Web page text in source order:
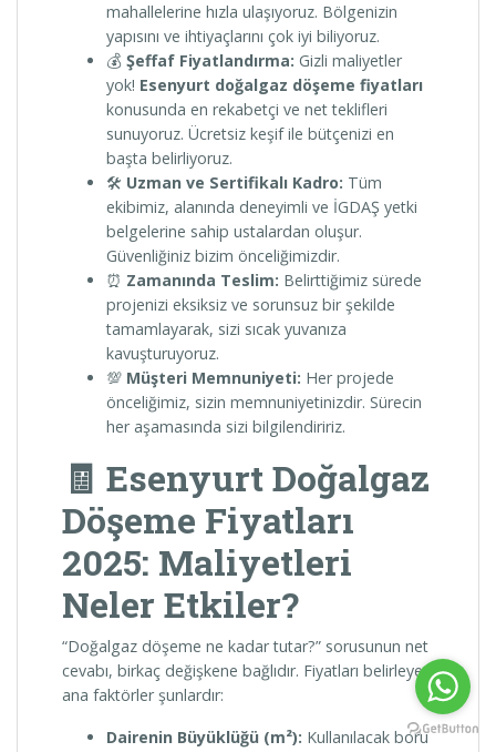
mahallelerine hızla ulaşıyoruz. Bölgenizin
yapısını ve ihtiyaçlarını çok iyi biliyoruz.
💰 Şeffaf Fiyatlandırma: Gizli maliyetler
yok! Esenyurt doğalgaz döşeme fiyatları
konusunda en rekabetçi ve net teklifleri
sunuyoruz. Ücretsiz keşif ile bütçenizi en
başta belirliyoruz.
🛠️ Uzman ve Sertifikalı Kadro: Tüm
ekibimiz, alanında deneyimli ve İGDAŞ yetki
belgelerine sahip ustalardan oluşur.
Güvenliğiniz bizim önceliğimizdir.
⏰ Zamanında Teslim: Belirttiğimiz sürede
projenizi eksiksiz ve sorunsuz bir şekilde
tamamlayarak, sizi sıcak yuvanıza
kavuşturuyoruz.
💯 Müşteri Memnuniyeti: Her projede
önceliğimiz, sizin memnuniyetinizdir. Sürecin
her aşamasında sizi bilgilendiririz.
🧾 Esenyurt Doğalgaz
Döşeme Fiyatları
2025: Maliyetleri
Neler Etkiler?
“Doğalgaz döşeme ne kadar tutar?” sorusunun net
cevabı, birkaç değişkene bağlıdır. Fiyatları belirleyen
ana faktörler şunlardır:
Dairenin Büyüklüğü (m²): Kullanılacak boru